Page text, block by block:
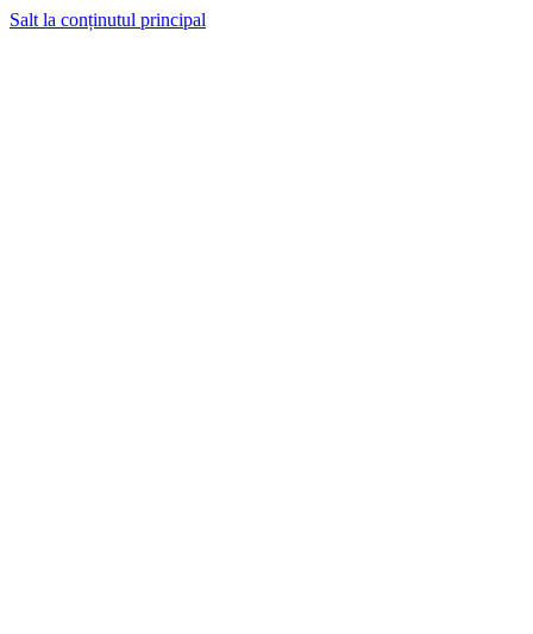
Salt la conținutul principal